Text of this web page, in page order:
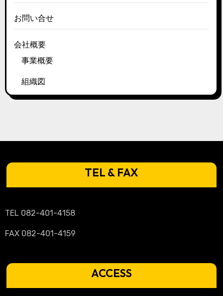
お問い合せ
会社概要
事業概要
組織図
TEL & FAX
TEL 082-401-4158
FAX 082-401-4159
ACCESS